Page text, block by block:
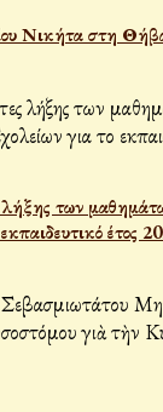
Νικήτα στη
λήξης των
έτος